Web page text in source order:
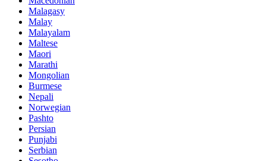
Malagasy
Malay
Malayalam
Maltese
Maori
Marathi
Mongolian
Burmese
Nepali
Norwegian
Pashto
Persian
Punjabi
Serbian